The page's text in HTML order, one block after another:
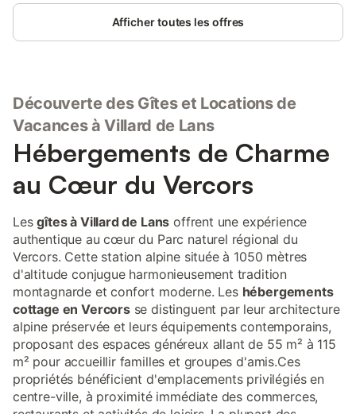
onde 1 Lave vaiselle 1 Bouilloire / 1 cafeteire NESPRESSO
EXTERIEUR : Terrasse donnant sur le centre du village SALLE DE
BAIN : 1 douche italienne 1 lavabo Lave linge TOILETTES
serviettes. Le bien ne dispose pas de draps et serviettes.
Caution de 400 euros demandée à l'arrivée. Prestations
optionnelles à régler sur place et à réserver avant votre arrivée :
. Ménage 2 pièces : 75.0 € par séjour Ce logement est diffusé
par un professionnel. Sauf mention contraire, les prestations,
telles que ménage, draps, serviettes etc.. ne sont pas incluses
dans le prix de cette location. Si animaux de compagnie admis
(indiqué dans annonce), un supplément peut s'appliquer. Seuls
les équipements mentionnés spécifiquement dans cette
annonce sont présents. Un équipement non indiqué n'est pas
considéré comme pr
Afficher toutes les offres
Découverte des Gîtes et Locations de
Vacances à Villard de Lans
Hébergements de Charme
au Cœur du Vercors
Lesgîtes à Villard de Lans offrent une expérience
authentique au cœur du Parc naturel régional du
Vercors. Cette station alpine située à 1050 mètres
d'altitude conjugue harmonieusement tradition
montagnarde et confort moderne. Les hébergements
cottage en Vercorsse distinguent par leur architecture
alpine préservée et leurs équipements contemporains,
proposant des espaces généreux allant de 55 m² à 115
m² pour accueillir familles et groupes d'amis.Ces
propriétés bénéficient d'emplacements privilégiés en
centre-ville, à proximité immédiate des commerces,